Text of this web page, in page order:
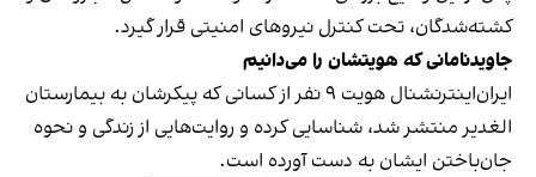
کشته‌شدگان، تحت کنترل نیروهای امنیتی قرار گیرد.
جاوید‌نامانی که هویتشان را می‌دانیم
ایران‌اینترنشنال هویت ۹ نفر از کسانی که پیکرشان به بیمارستان
الغدیر منتشر شد، شناسایی کرده و روایت‌هایی از زندگی و نحوه
جان‌باختن ایشان به دست آورده است.